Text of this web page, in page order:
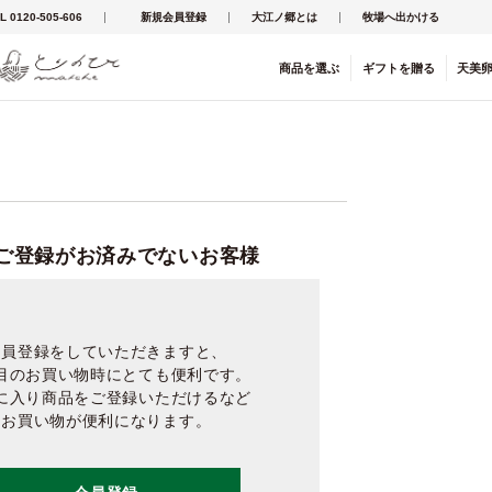
0120-505-606 新規会員登録 大江ノ郷とは 牧場へ出かける
商品を選ぶ ギフト を贈る 天美
登録がお済みでないお客様
登録をしていただきますと、
のお買い物時にとても便利です。
入り商品をご登録いただけるなど
お買い物が便利になります。